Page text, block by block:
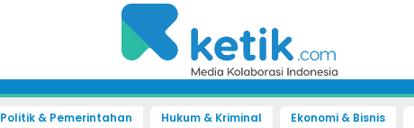
Politik & Pemerintahan Hukum & Kriminal Ekonomi & Bisnis